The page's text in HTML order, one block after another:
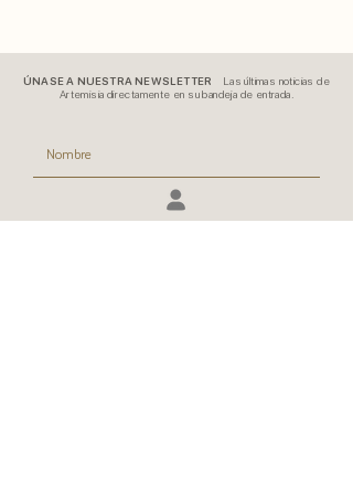
ÚNASE A NUESTRA NEWSLETTER
Las últimas noticias de
Artemisia directamente en su bandeja de entrada.